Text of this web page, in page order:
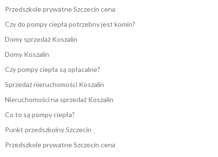
Przedszkole prywatne Szczecin cena
Czy do pompy ciepła potrzebny jest komin?
Domy sprzedaż Koszalin
Domy Koszalin
Czy pompy ciepła są opłacalne?
Sprzedaż nieruchomości Koszalin
Nieruchomości na sprzedaż Koszalin
Co to są pompy ciepła?
Punkt przedszkolny Szczecin
Przedszkole prywatne Szczecin cena